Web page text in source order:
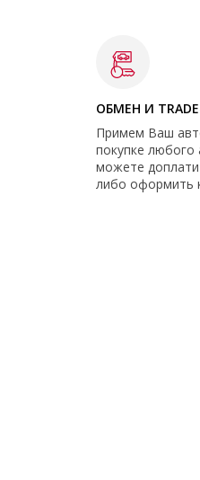
ОБМЕН И
Примем Ваш
покупке
можете
либо оформить